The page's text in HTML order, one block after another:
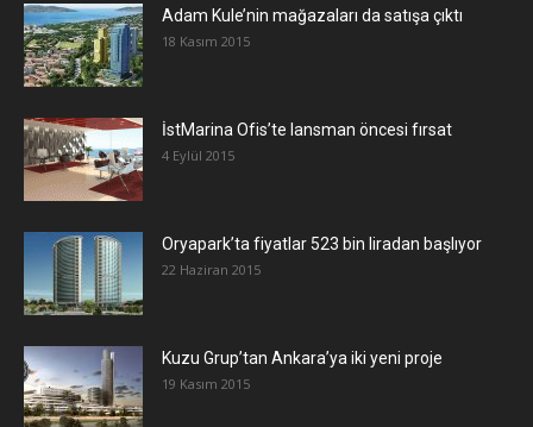
Adam Kule’nin mağazaları da satışa çıktı
18 Kasım 2015
İstMarina Ofis’te lansman öncesi fırsat
4 Eylül 2015
Oryapark’ta fiyatlar 523 bin liradan başlıyor
22 Haziran 2015
​Kuzu Grup’tan Ankara’ya iki yeni proje
19 Kasım 2015